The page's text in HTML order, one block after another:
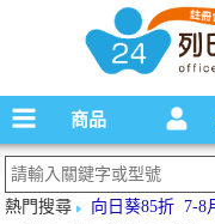
碳粉匣，墨水匣,原廠碳粉匣，副
商品
熱門搜尋 向日葵85折 7-8